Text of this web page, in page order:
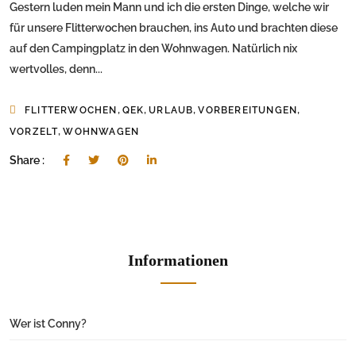
Gestern luden mein Mann und ich die ersten Dinge, welche wir
für unsere Flitterwochen brauchen, ins Auto und brachten diese
auf den Campingplatz in den Wohnwagen. Natürlich nix
wertvolles, denn...
FLITTERWOCHEN , QEK,URLAUB,VORBEREITUNGEN,
VORZELT,WOHNWAGEN
Share :
Informationen
Wer ist Conny?